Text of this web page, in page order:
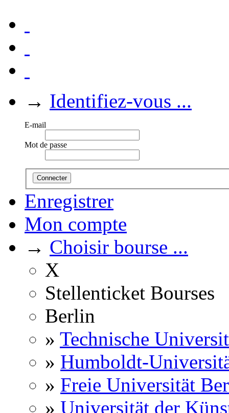
→ Identifiez-vous ...
E-mail
Mot de passe
Connecter
Enregistrer
Mon compte
→ Choisir bourse ...
X
Stellenticket Bourses
Berlin
» Technische
» Humboldt-
» Freie Universität
» Universität der